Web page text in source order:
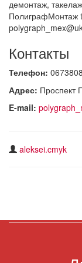
демонтаж,
ПолиграфМонтаж
Контакты
Телефон:
Адрес: Проспект
E-mail:
aleksei.cmyk